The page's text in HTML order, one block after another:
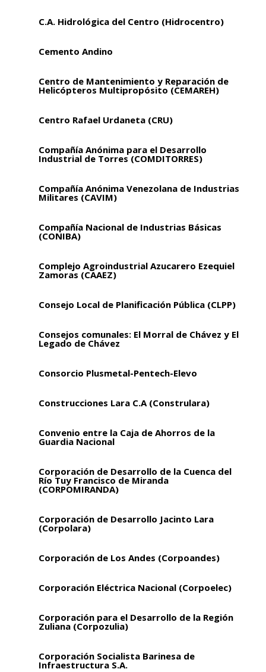
C.A. Hidrológica del Centro (Hidrocentro)
Cemento Andino
Centro de Mantenimiento y Reparación de
Helicópteros Multipropósito (CEMAREH)
Centro Rafael Urdaneta (CRU)
Compañía Anónima para el Desarrollo
Industrial de Torres (COMDITORRES)
Compañía Anónima Venezolana de Industrias
Militares (CAVIM)
Compañía Nacional de Industrias Básicas
(CONIBA)
Complejo Agroindustrial Azucarero Ezequiel
Zamoras (CAAEZ)
Consejo Local de Planificación Pública (CLPP)
Consejos comunales: El Morral de Chávez y El
Legado de Chávez
Consorcio Plusmetal-Pentech-Elevo
Construcciones Lara C.A (Construlara)
Convenio entre la Caja de Ahorros de la
Guardia Nacional
Corporación de Desarrollo de la Cuenca del
Río Tuy Francisco de Miranda
(CORPOMIRANDA)
Corporación de Desarrollo Jacinto Lara
(Corpolara)
Corporación de Los Andes (Corpoandes)
Corporación Eléctrica Nacional (Corpoelec)
Corporación para el Desarrollo de la Región
Zuliana (Corpozulia)
Corporación Socialista Barinesa de
Infraestructura S.A.